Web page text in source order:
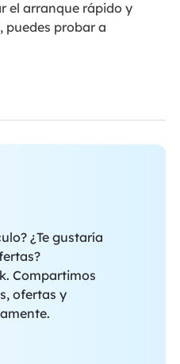
el arranque rápido y
puedes probar a
¿Te gustaría
Compartimos
ofertas y